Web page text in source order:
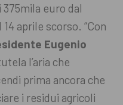
euro dal
14 aprile scorso. “Con
Eugenio
l’aria che
prima ancora che
i residui agricoli